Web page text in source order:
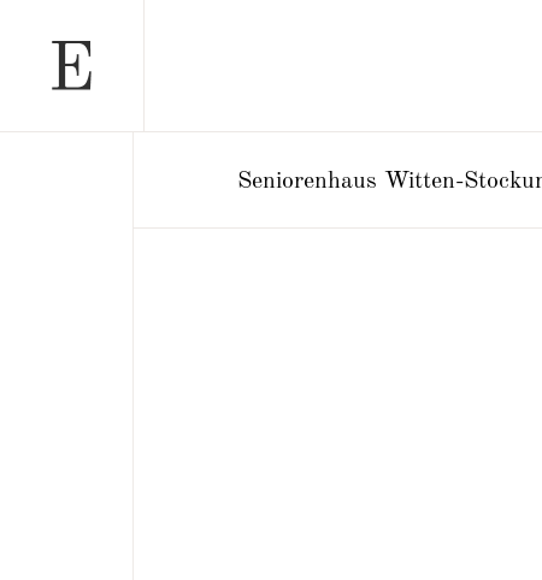
Seniorenhaus Witten-